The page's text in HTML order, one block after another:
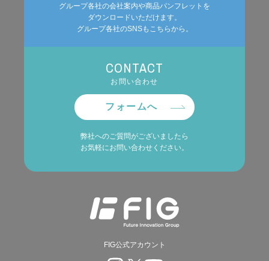
グループ各社の会社案内や商品パンフレットを
ダウンロードいただけます。
グループ各社のSNSもこちらから。
CONTACT
お問い合わせ
フォームへ
弊社へのご質問がございましたら
お気軽にお問い合わせください。
FIG公式アカウント